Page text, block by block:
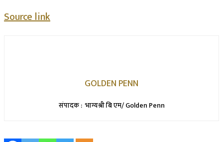
Source link
GOLDEN PENN
संपादक : भाग्यश्री बि एम/ Golden Penn